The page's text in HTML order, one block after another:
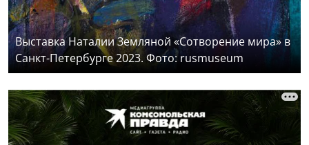
Выставка Наталии Земляной «Сотворение мира» в
Санкт-Петербурге 2023. Фото: rusmuseum